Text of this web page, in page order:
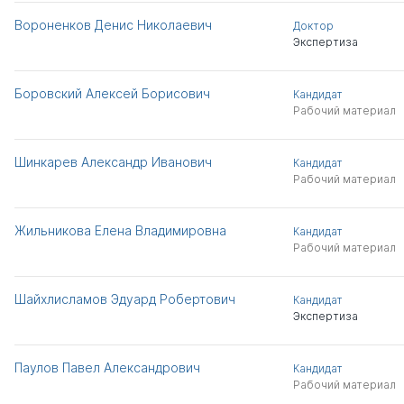
Вороненков Денис Николаевич
Доктор
Экспертиза
Боровский Алексей Борисович
Кандидат
Рабочий материал
Шинкарев Александр Иванович
Кандидат
Рабочий материал
Жильникова Елена Владимировна
Кандидат
Рабочий материал
Шайхлисламов Эдуард Робертович
Кандидат
Экспертиза
Паулов Павел Александрович
Кандидат
Рабочий материал